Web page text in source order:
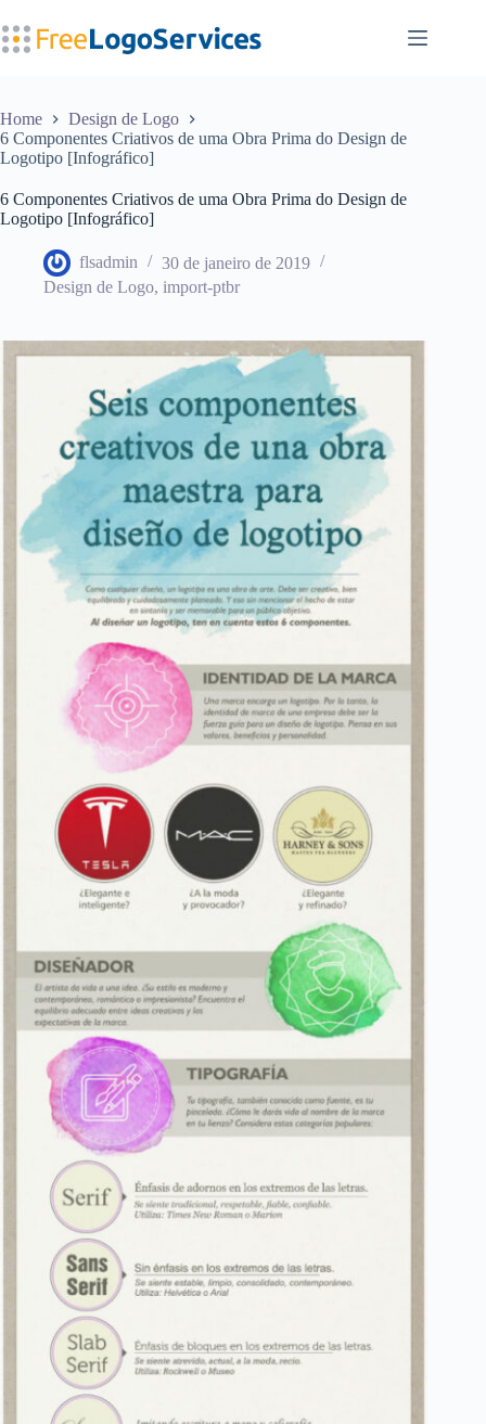
para
o
Home
Design de Logo
6 Componentes Criativos de uma Obra Prima do Design de
Logotipo [Infográfico]
6 Componentes Criativos de uma Obra Prima do Design de
Logotipo [Infográfico]
flsadmin
30 de janeiro de 2019
Design de Logo, import-ptbr